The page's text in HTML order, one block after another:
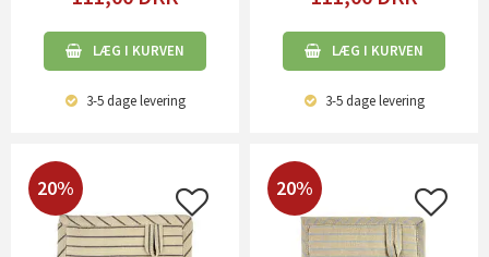
LÆG I KURVEN
3-5 dagelevering
LÆG I KURVEN
3-5 dagelevering
20% 20%